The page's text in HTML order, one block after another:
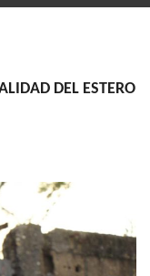
DEL ESTERO